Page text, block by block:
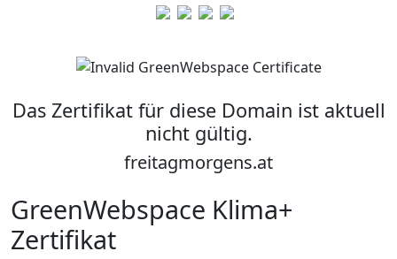
Das Zertifikat für diese Domain ist aktuell
nicht gültig.
freitagmorgens.at
GreenWebspace Klima+
Zertifikat